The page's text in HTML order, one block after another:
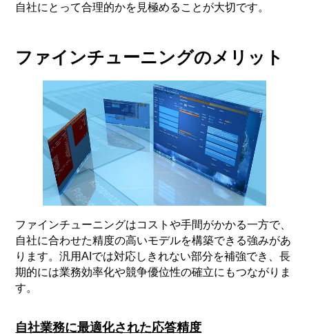
自社にとって合理的かを見極めることが大切です。
ファインチューニングのメリット
ファインチューニングはコストや手間がかかる一方で、
自社に合わせた精度の高いモデルを構築できる強みがあ
ります。汎用AIでは対応しきれない部分を補強でき、長
期的には業務効率化や競争優位性の確立にもつながりま
す。
自社業務に最適化された応答精度